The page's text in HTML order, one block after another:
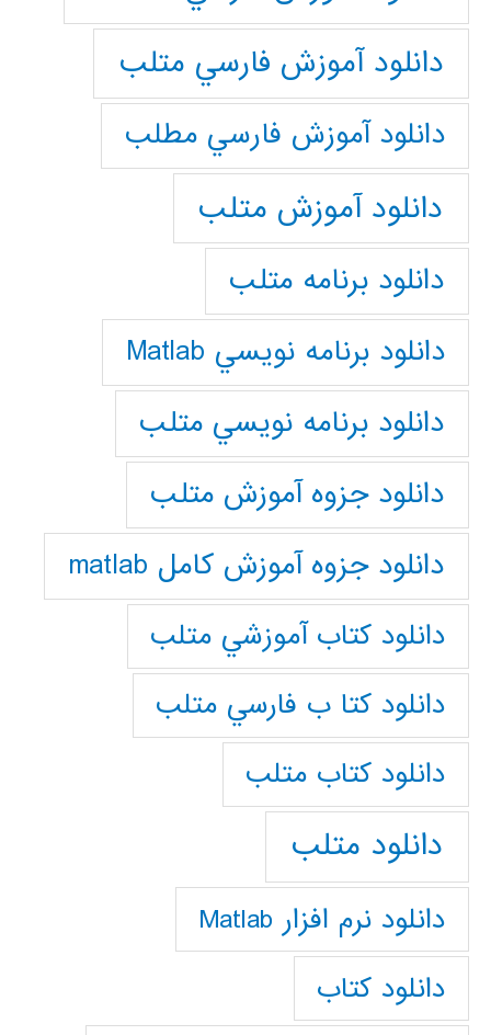
دانلود آموزش فارسي متلب
دانلود آموزش فارسي مطلب
دانلود آموزش متلب
دانلود برنامه متلب
دانلود برنامه نويسي Matlab
دانلود برنامه نويسي متلب
دانلود جزوه آموزش متلب
دانلود جزوه آموزش کامل matlab
دانلود كتاب آموزشي متلب
دانلود كتا ب فارسي متلب
دانلود كتاب متلب
دانلود متلب
دانلود نرم افزار Matlab
دانلود کتاب